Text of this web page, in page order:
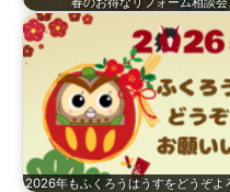
2026年もふくろうはうすをどうぞよ